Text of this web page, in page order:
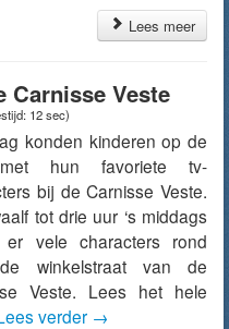
Lees meer
Carnisse Veste
12 sec)
konden kinderen op de
hun favoriete tv-
bij de Carnisse Veste.
tot drie uur ‘s middags
er vele characters rond
winkelstraat van de
Veste. Lees het hele
verder →